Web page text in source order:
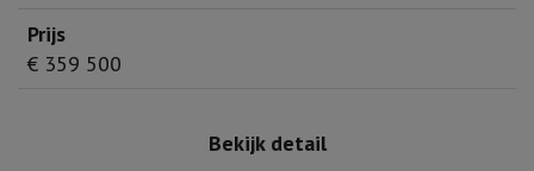
€ 359 500
Bekijk detail